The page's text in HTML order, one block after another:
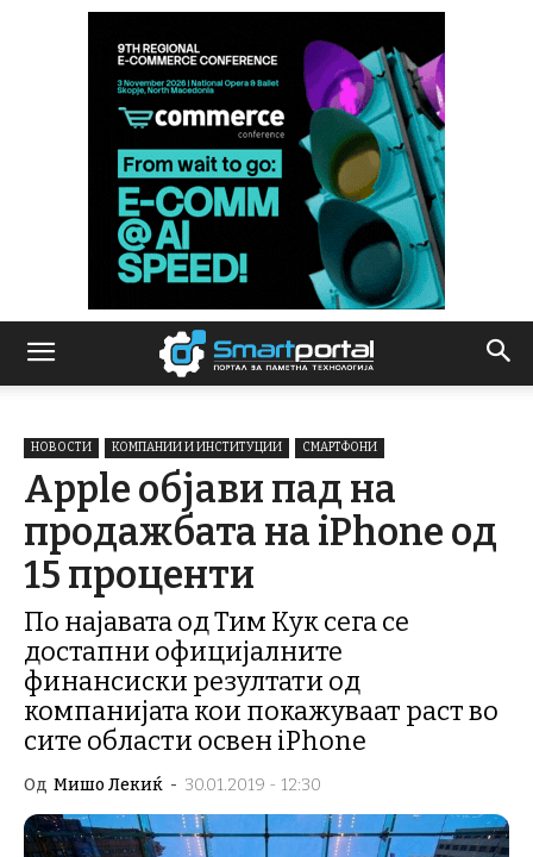
НОВОСТИ КОМПАНИИ И ИНСТИТУЦИИ СМАРТФОНИ
Apple објави пад на
продажбата на iPhone од
15 проценти
По најавата од Тим Кук сега се
достапни официјалните
финансиски резултати од
компанијата кои покажуваат раст во
сите области освен iPhone
Од Мишо Лекиќ - 30.01.2019 - 12:30